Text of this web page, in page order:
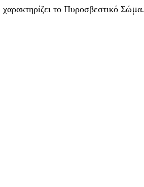
το Πυροσβεστικό Σώμα.